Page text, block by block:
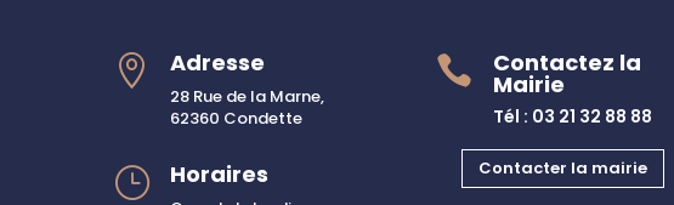
 Adresse
28 Rue de la Marne,
62360 Condette
} Horaires
 Contactez la
Mairie
Tél : 03 21 32 88 88
Contacter la mairie